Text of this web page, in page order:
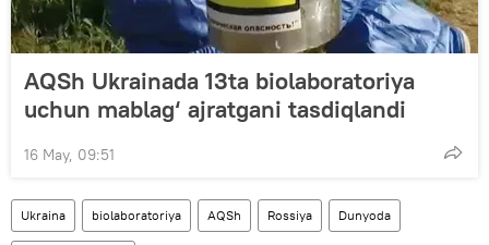
AQSh Ukrainada 13ta biolaboratoriya
uchun mablag‘ ajratgani tasdiqlandi
16 May, 09:51
Ukraina biolaboratoriya AQSh Rossiya Dunyoda